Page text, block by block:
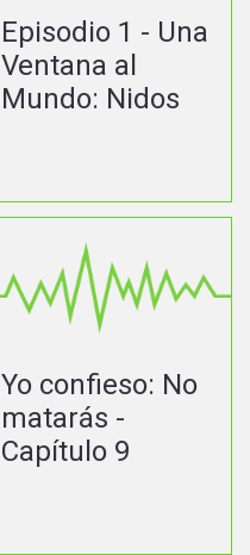
Episodio 1 - Una
Ventana al
Mundo: Nidos
Yo confieso: No
matarás -
Capítulo 9